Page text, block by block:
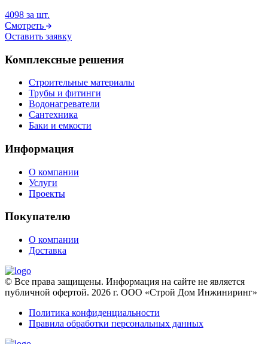
4098 за шт.
Смотреть
Оставить заявку
Комплексные решения
Строительные материалы
Трубы и фитинги
Водонагреватели
Сантехника
Баки и емкости
Информация
О компании
Услуги
Проекты
Покупателю
О компании
Доставка
© Все права защищены. Информация на сайте не является
публичной офертой. 2026 г. ООО «Строй Дом Инжиниринг»
Политика конфиденциальности
Правила обработки персональных данных